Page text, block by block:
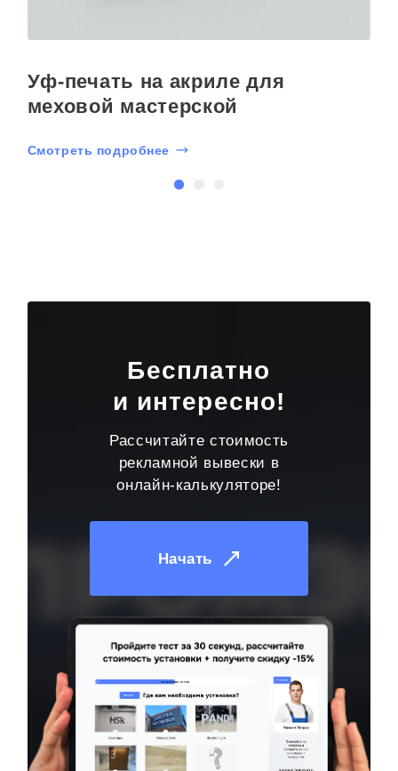
Уф-печать на акриле для
меховой мастерской
Смотреть подробнее
Бесплатно
и интересно!
Рассчитайте стоимость
рекламной вывески в
онлайн-калькуляторе!
Начать